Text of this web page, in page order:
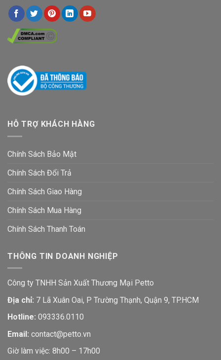
HỖ TRỢ KHÁCH HÀNG
Chính Sách Bảo Mật
Chính Sách Đổi Trả
Chính Sách Giao Hàng
Chính Sách Mua Hàng
Chính Sách Thanh Toán
THÔNG TIN DOANH NGHIỆP
Công ty TNHH Sản Xuất Thương Mại Petto
Địa chỉ: 7 Lã Xuân Oai, P Trường Thạnh, Quận 9, TP.HCM
Hotline: 093336.0110
Email: contact@petto.vn
Giờ làm việc: 8h00 – 17h00